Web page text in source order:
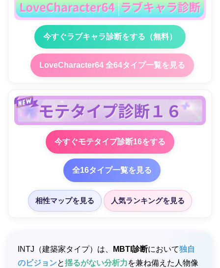
今すぐラブキャラ診断をする（無料）
LoveCharacter64 全64タイプ一覧を見る
今すぐモテタイプ診断16をする
全16タイプ一覧を見る
相性マップを見る 人気ランキングを見る
INTJ（建築家タイプ）は、 MBTI診断において独自
のビジョンと揺るがない分析力を兼ね備えた人物像